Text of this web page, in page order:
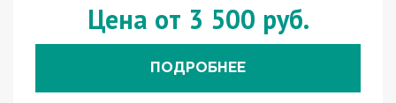
Цена от 3 500 руб.
ПОДРОБНЕЕ